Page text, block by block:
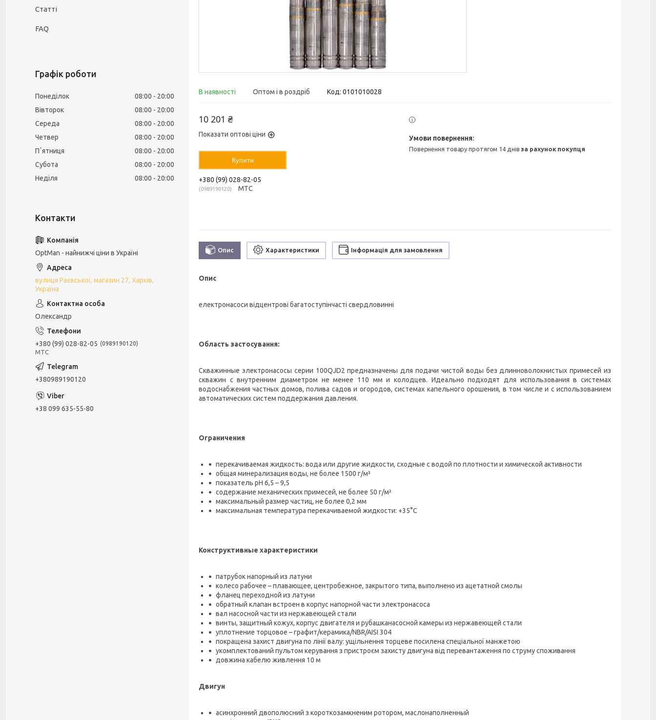
В наявності Оптом і в роздріб Код: 0101010028
10 201 ₴
Показати оптові ціни
Купити
+380 (99) 028-82-05
0989190120 МТС
повернення товару протягом 14 днівза рахунок покупця
Опис Характеристики Інформація для замовлення
Опис
електронасоси відцентрові багатоступінчасті свердловинні
Область застосування:
Скважинные электронасосы серии 100QJD2 предназначены для подачи чистой воды без длинноволокнистых примесей из
скважин с внутренним диаметром не менее 110 мм и колодцев. Идеально подходят для использования в системах
водоснабжения частных домов, полива садов и огородов, системах капельного орошения, в том числе и с использованием
автоматических систем поддержания давления.
Ограничения
перекачиваемая жидкость: вода или другие жидкости, сходные с водой по плотности и химической активности
общая минерализация воды, не более 1500 г/м³
показатель рН 6,5 – 9,5
содержание механических примесей, не более 50 г/м³
максимальный размер частиц, не более 0,2 мм
максимальная температура перекачиваемой жидкости: +35°С
Конструктивные характеристики
патрубок напорный из латуни
колесо рабочее – плавающее, центробежное, закрытого типа, выполнено из ацетатной смолы
фланец переходной из латуни
обратный клапан встроен в корпус напорной части электронасоса
вал насосной части из нержавеющей стали
винты, защитный кожух, корпус двигателя и рубашканасосной камеры из нержавеющей стали
уплотнение торцовое – графит/керамика/NBR/AISI 304
покращена захист двигуна по лінії валу: ущільнення торцеве посилена спеціальної манжетою
укомплектований пультом керування з пристроєм захисту двигуна від перевантаження по струму споживання
довжина кабелю живлення 10 м
Двигун
асинхронний двополюсний з короткозамкненим ротором, маслонаполненный
Статті
FAQ
Графік роботи
Понеділок 08:00
20:00
Вівторок
08:00
20:00
Середа
08:00
20:00
Четвер
08:00
20:00
Пʼятниця
08:00
20:00
Субота
08:00
20:00
Неділя
08:00 20:00
OptMan - найнижчі ціни в Україні
вулиця Раєвської, магазин 27, Харків,
Україна
Олександр
+380 (99) 028-82-05 0989190120
МТС
+380989190120
+38 099 635-55-80